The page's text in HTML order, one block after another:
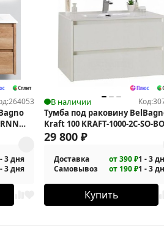
264053
3 дня
3 дня
В наличии Код:
Тумба под раковину
Kraft 100 KRAFT-1000-2C-SO-BO
подвесная
29 800 ₽
Доставка от 390 ₽1 - 3
Самовывоз
от 190 ₽1 - 3
Купить